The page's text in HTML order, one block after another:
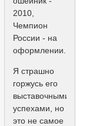
2010,
Чемпион
России - на
оформлении...
Я страшно
горжусь его
выставочными
успехами, но
это не самое